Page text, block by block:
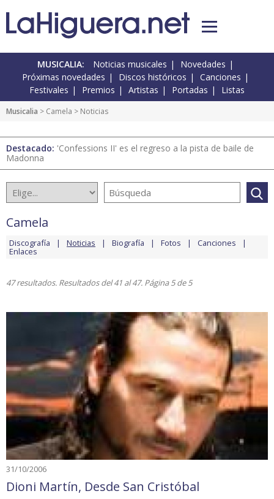
MUSICALIA: Noticias musicales
Novedades
Próximas novedades
Discos históricos
Canciones
Festivales
Premios Artistas Portadas Listas
Musicalia > Camela > Noticias
Destacado: 'Confessions II' es el regreso a la pista de baile de
Madonna
Camela
Discografía Noticias Biografía Fotos Canciones
Enlaces
47 resultados. Resultados del 41 al 47. Página 5 de 5
31/10/2006
Dioni Martín, Desde San Cristóbal